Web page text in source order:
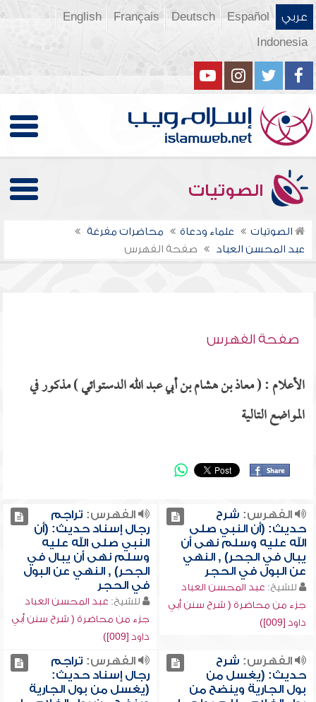
عربي Español
Deutsch
Français
English
Indonesia
الصوتيات
الصوتيات علماء ودعاة
محاضرات مفرغة
عبد المحسن العباد
صفحة الفهرس
صفحة الفهرس
الأعلام : ( معاذ بن هشام بن أبي عبد الله الدستوائي ) مذكور في
المواضع التالية
الفهرس: شرح
حديث: (أن النبي صلى
الله عليه وسلم نهى أن
يبال في الجحر) , النهي
عن البول في الحجر
للشيخ: عبد المحسن العباد
جزء من محاضرة ( شرح سنن أبي
داود [009])
الفهرس: تراجم
رجال إسناد حديث: (أن
النبي صلى الله عليه
وسلم نهى أن يبال في
الجحر) , النهي عن البول
في الحجر
للشيخ: عبد المحسن العباد
جزء من محاضرة ( شرح سنن أبي
داود [009])
الفهرس: شرح
حديث: (يغسل من
بول الجارية وينضح من
الفهرس: تراجم
رجال إسناد حديث:
(يغسل من بول الجارية